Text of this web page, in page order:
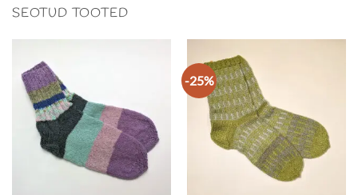
SEOTUD TOOTED
-25%